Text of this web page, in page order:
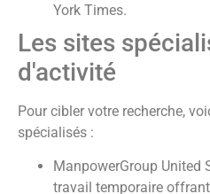
York Times.
Les sites
d'activité
Pour cibler votre recherche,
spécialisés :
ManpowerGroup United
travail temporaire